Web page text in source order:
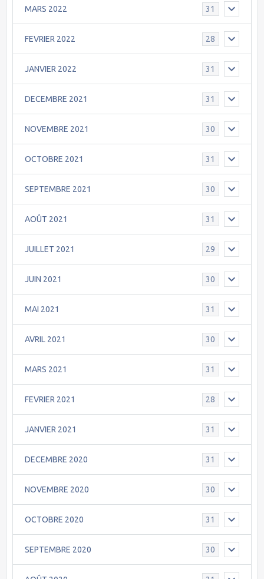
MARS 2022 31
FEVRIER 2022 28
JANVIER 2022 31
DECEMBRE 2021 31
NOVEMBRE 2021 30
OCTOBRE 2021 31
SEPTEMBRE 2021 30
AOÛT 2021 31
JUILLET 2021 29
JUIN 2021 30
MAI 2021 31
AVRIL 2021 30
MARS 2021 31
FEVRIER 2021 28
JANVIER 2021 31
DECEMBRE 2020 31
NOVEMBRE 2020 30
OCTOBRE 2020 31
SEPTEMBRE 2020 30